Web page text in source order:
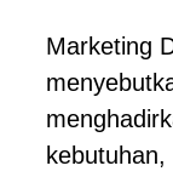
Marketing